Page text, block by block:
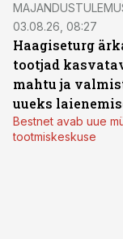
03.08.26, 08:27
Haagiseturg
tootjad
mahtu ja
uueks
Bestnet avab uue
tootmiskeskuse